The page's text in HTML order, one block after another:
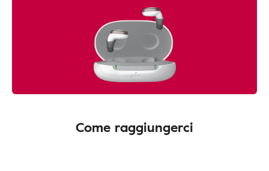
Come raggiungerci